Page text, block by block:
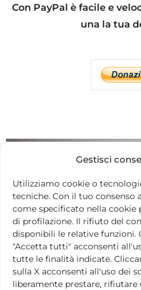
Gestisci
Utilizziamo cookie o
tecniche. Con il tuo consenso
come specificato nella cookie
di profilazione. Il rifiuto del
disponibili le relative funzioni.
"Accetta tutti" acconsenti
tutte le finalità indicate.
sulla X acconsenti all'uso dei
liberamente prestare,
Con PayPal è facile e
una la tua